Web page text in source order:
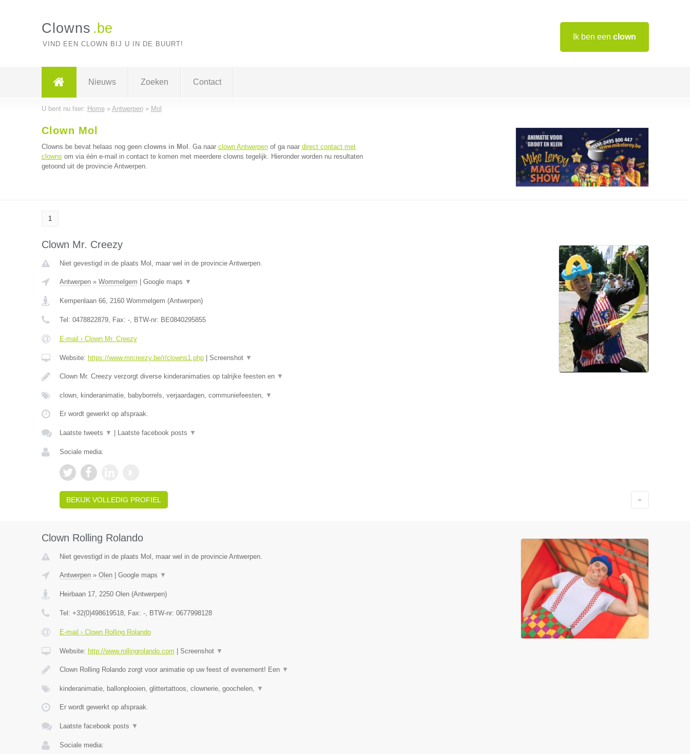
Ik ben een clown
Clowns .be
VIND EEN CLOWN BIJ U IN DE BUURT!
Nieuws Zoeken Contact
U bent nu hier: Home» Antwerpen» Mol
Clown Mol
Clowns.be bevat helaas nog geen clowns in Mol . Ga naar clown Antwerpenof ga naar direct contact met
clowns om via één e-mail in contact te komen met meerdere clowns tegelijk. Hieronder worden nu resultaten
getoond uit de provincie Antwerpen.
1
Clown Mr. Creezy
Niet gevestigd in de plaats Mol, maar wel in de provincie Antwerpen.
Antwerpen» Wommelgem Google maps ▼
Kempenlaan 66, 2160 Wommelgem (Antwerpen)
Tel: 0478822879, Fax: -, BTW-nr: BE0840295855
E-mail › Clown Mr. Creezy
Website: https://www.mrcreezy.be/r/clowns1.php| Screenshot ▼
Clown Mr. Creezy verzorgt diverse kinderanimaties op talrijke feesten en ▼
clown, kinderanimatie, babyborrels, verjaardagen, communiefeesten, ▼
Er wordt gewerkt op afspraak.
Laatste tweets ▼ Laatste facebook posts ▼
Sociale media:
BEKIJK VOLLEDIG PROFIEL
Clown Rolling Rolando
Niet gevestigd in de plaats Mol, maar wel in de provincie Antwerpen.
Antwerpen» Olen| Google maps ▼
Heirbaan 17, 2250 Olen(Antwerpen)
Tel: +32(0)498619518, Fax: -, BTW-nr: 0677998128
E-mail › Clown Rolling Rolando
Website: http://www.rollingrolando.com Screenshot ▼
Clown Rolling Rolando zorgt voor animatie op uw feest of evenement! Een ▼
kinderanimatie, ballonplooien, glittertattoos, clownerie, goochelen, ▼
Er wordt gewerkt op afspraak.
Laatste facebook posts ▼
Sociale media: